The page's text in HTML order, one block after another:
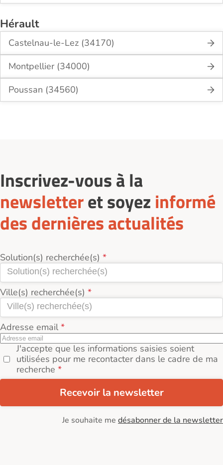
Hérault
Castelnau-le-Lez (34170)
Montpellier (34000)
Poussan (34560)
Inscrivez-vous à la
newsletteret soyez informé
des dernières actualités
Solution(s) recherchée(s)
Ville(s) recherchée(s)
Adresse email
J'accepte que les informations saisies soient
utilisées pour me recontacter dans le cadre de ma
recherche
Recevoir la newsletter
Je souhaite me désabonner de la newsletter